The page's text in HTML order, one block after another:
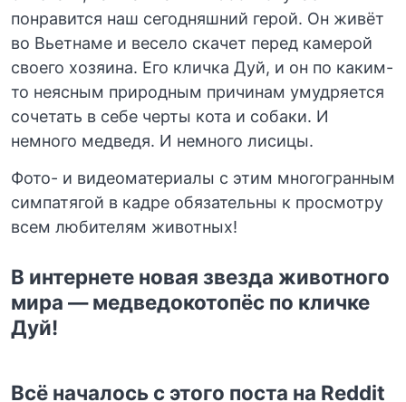
понравится наш сегодняшний герой. Он живёт
во Вьетнаме и весело скачет перед камерой
своего хозяина. Его кличка Дуй, и он по каким-
то неясным природным причинам умудряется
сочетать в себе черты кота и собаки. И
немного медведя. И немного лисицы.
Фото- и видеоматериалы c этим многогранным
симпатягой в кадре обязательны к просмотру
всем любителям животных!
В интернете новая звезда животного
мира — медведокотопёс по кличке
Дуй!
Всё началось с этого поста на Reddit